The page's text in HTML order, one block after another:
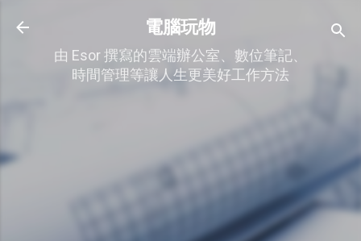
跳到主要內容
電腦玩物
由 Esor 撰寫的雲端辦公室、數位筆記、
時間管理等讓人生更美好工作方法